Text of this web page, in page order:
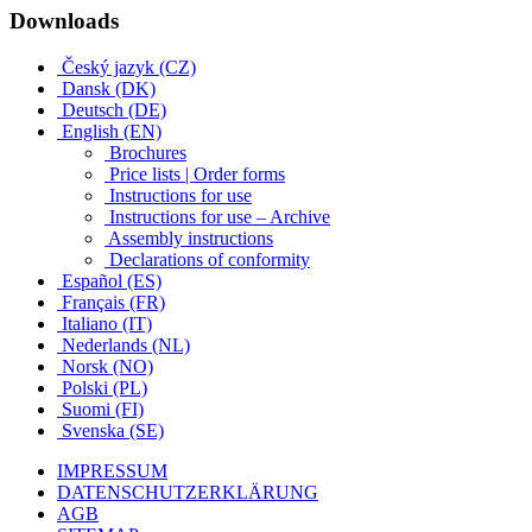
Downloads
Český jazyk (CZ)
Dansk (DK)
Deutsch (DE)
English (EN)
Brochures
Price lists | Order forms
Instructions for use
Instructions for use – Archive
Assembly instructions
Declarations of conformity
Español (ES)
Français (FR)
Italiano (IT)
Nederlands (NL)
Norsk (NO)
Polski (PL)
Suomi (FI)
Svenska (SE)
IMPRESSUM
DATENSCHUTZERKLÄRUNG
AGB